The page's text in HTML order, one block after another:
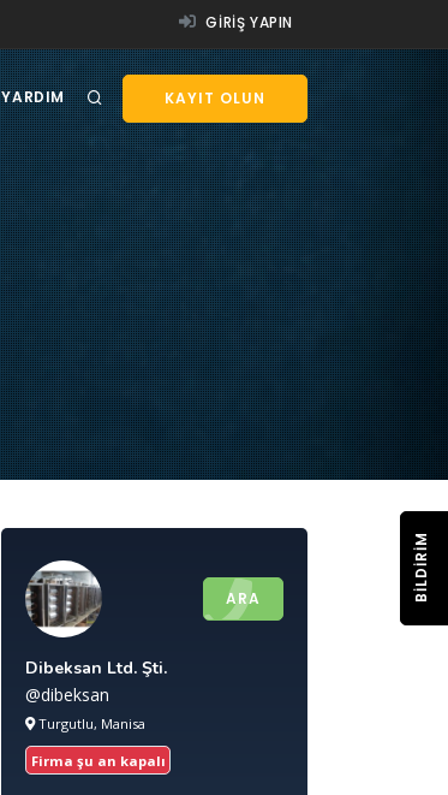
GIRIŞ YAPIN
KAYIT OLUN
YARDIM
ARA
Dibeksan Ltd. Şti.
@dibeksan
Turgutlu, Manisa
Firma şu an kapalı
BILDIRIM